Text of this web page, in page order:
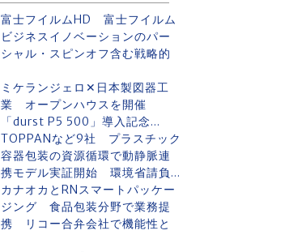
富士フイルムHD 富士フイルム
ビジネスイノベーションのパー
シャル・スピンオフ含む戦略的
ミケランジェロ✕日本製図器工
業 オープンハウスを開催
「durst P5 500」導入記念...
TOPPANなど9社 プラスチック
容器包装の資源循環で動静脈連
携モデル実証開始 環境省請負...
カナオカとRNスマートパッケー
ジング 食品包装分野で業務提
携 リコー合弁会社で機能性と